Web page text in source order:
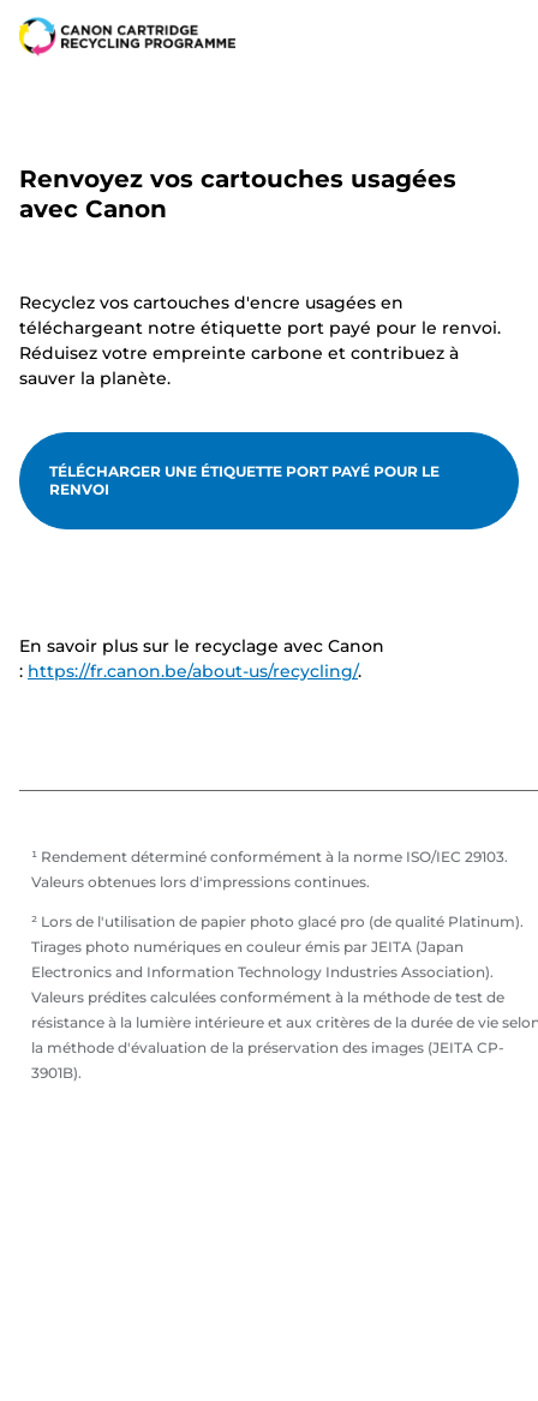
Renvoyez vos cartouches usagées
avec Canon
Recyclez vos cartouches d'encre usagées en
téléchargeant notre étiquette port payé pour le renvoi.
Réduisez votre empreinte carbone et contribuez à
sauver la planète.
TÉLÉCHARGER UNE ÉTIQUETTE PORT PAYÉ POUR LE
RENVOI
En savoir plus sur le recyclage avec Canon
: https://fr.canon.be/about-us/recycling/.
¹ Rendement déterminé conformément à la norme ISO/IEC 29103.
Valeurs obtenues lors d'impressions continues.
² Lors de l'utilisation de papier photo glacé pro (de qualité Platinum).
Tirages photo numériques en couleur émis par JEITA (Japan
Electronics and Information Technology Industries Association).
Valeurs prédites calculées conformément à la méthode de test de
résistance à la lumière intérieure et aux critères de la durée de vie
la méthode d'évaluation de la préservation des images (JEITA CP-
3901B).